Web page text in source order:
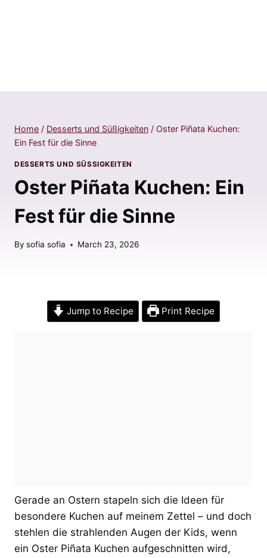
Home / Desserts und Süßigkeiten / Oster Piñata Kuchen:
Ein Fest für die Sinne
DESSERTS UND SÜSSIGKEITEN
Oster Piñata Kuchen: Ein
Fest für die Sinne
By sofia sofia March 23, 2026
Jump to Recipe Print Recipe
Gerade an Ostern stapeln sich die Ideen für
besondere Kuchen auf meinem Zettel – und doch
stehlen die strahlenden Augen der Kids, wenn
ein Oster Piñata Kuchen aufgeschnitten wird,